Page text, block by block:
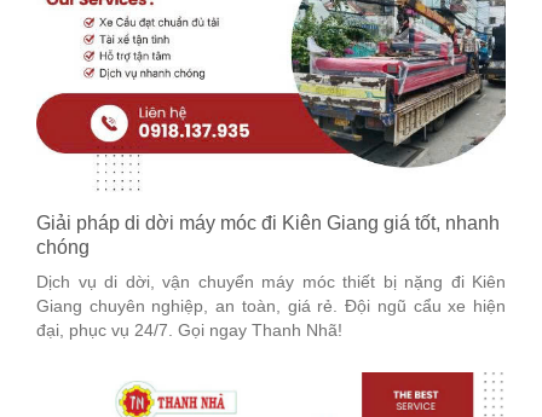
Giải pháp di dời máy móc đi Kiên Giang giá tốt, nhanh
chóng
Dịch vụ di dời, vận chuyển máy móc thiết bị nặng đi Kiên
Giang chuyên nghiệp, an toàn, giá rẻ. Đội ngũ cẩu xe hiện
đại, phục vụ 24/7. Gọi ngay Thanh Nhã!